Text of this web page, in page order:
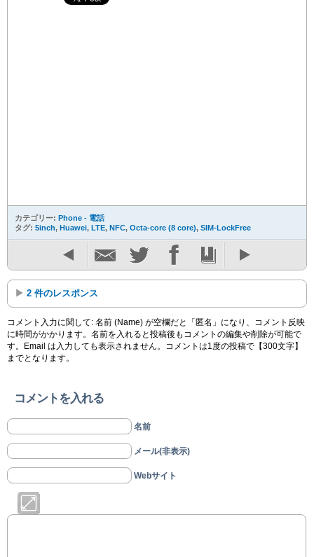
カテゴリー: Phone - 電話
タグ: 5inch, Huawei, LTE, NFC, Octa-core (8 core), SIM-LockFree
2 件のレスポンス
コメント入力に関して: 名前 (Name) が空欄だと「匿名」になり、コメント反映
に時間がかかります。名前を入れると投稿後もコメントの編集や削除が可能で
す。Email は入力しても表示されません。コメントは1度の投稿で【300文字】
までとなります。
コメントを入れる
名前
メール(非表示)
Webサイト